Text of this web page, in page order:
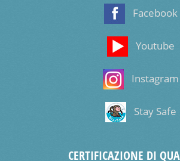
Facebook
Youtube
Instagram
Stay Safe
CERTIFICAZIONE DI